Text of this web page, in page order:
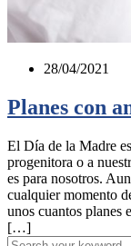
28/04/2021
Planes con
El Día de la Madre
progenitora o a
es para nosotros.
cualquier momento
unos cuantos planes
[…]